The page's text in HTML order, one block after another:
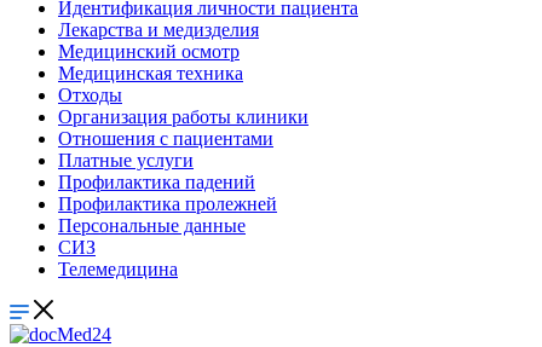
Идентификация личности пациента
Лекарства и медизделия
Медицинский осмотр
Медицинская техника
Отходы
Организация работы клиники
Отношения с пациентами
Платные услуги
Профилактика падений
Профилактика пролежней
Персональные данные
СИЗ
Телемедицина